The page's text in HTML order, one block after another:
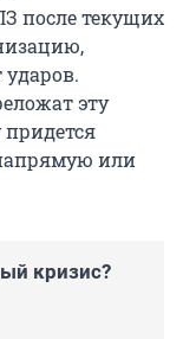
после текущих
эту
или
кризис?